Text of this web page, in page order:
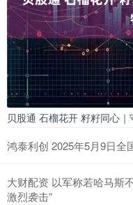
贝股通 石榴花开 籽籽同心
鸿泰利创 2025年5月9日全
大财配资 以军称若哈马斯
激烈袭击”